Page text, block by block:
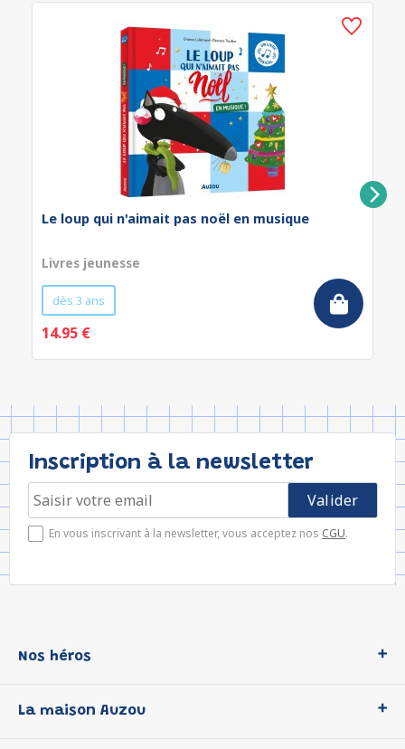
Le loup qui n'aimait pas noël en musique
Livres jeunesse
dès 3 ans
14.95 €
Inscription à la newsletter
En vous inscrivant à la newsletter, vous acceptez nos CGU.
Nos héros
P'tit Loup
La maison Auzou